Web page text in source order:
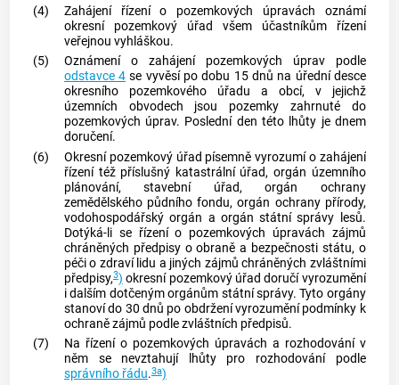
(4)
Zahájení řízení o pozemkových úpravách oznámí
okresní pozemkový úřad všem účastníkům řízení
veřejnou vyhláškou.
(5)
Oznámení o zahájení pozemkových úprav podle
odstavce 4 se vyvěsí po dobu 15 dnů na úřední desce
okresního pozemkového úřadu a obcí, v jejichž
územních obvodech jsou pozemky zahrnuté do
pozemkových úprav. Poslední den této lhůty je dnem
doručení.
(6)
Okresní pozemkový úřad písemně vyrozumí o zahájení
řízení též příslušný katastrální úřad, orgán územního
plánování, stavební úřad, orgán ochrany
zemědělského půdního fondu, orgán ochrany přírody,
vodohospodářský orgán a orgán státní správy lesů.
Dotýká-li se řízení o pozemkových úpravách zájmů
chráněných předpisy o obraně a bezpečnosti státu, o
péči o zdraví lidu a jiných zájmů chráněných zvláštními
předpisy,3) okresní pozemkový úřad doručí vyrozumění
i dalším dotčeným orgánům státní správy. Tyto orgány
stanoví do 30 dnů po obdržení vyrozumění podmínky k
ochraně zájmů podle zvláštních předpisů.
(7)
Na řízení o pozemkových úpravách a rozhodování v
něm se nevztahují lhůty pro rozhodování podle
správního řádu.3a)